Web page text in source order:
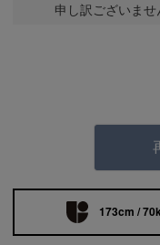
申し訳ございませ
173cm /